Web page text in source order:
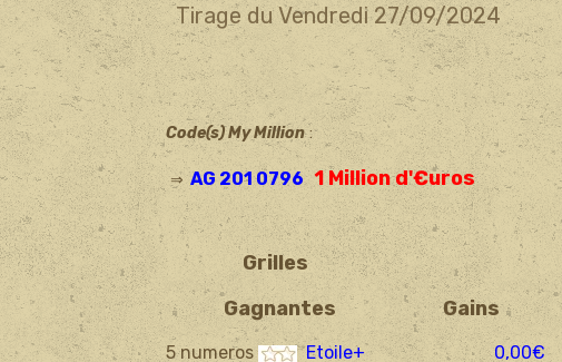
Tirage du Vendredi 27/09/2024
Code(s) My Million :
⇒AG 201 0796 1 Million d'€uros
Grilles
Gagnantes Gains
5 numeros Etoile+ 0,00€